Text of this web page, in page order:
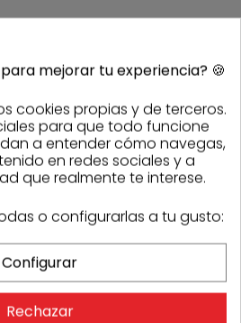
mejorar tu experiencia? 🍪
cookies propias y de terceros.
para que todo funcione
a entender cómo navegas,
en redes sociales y a
que realmente te interese.
o configurarlas a tu gusto:
Configurar
Rechazar